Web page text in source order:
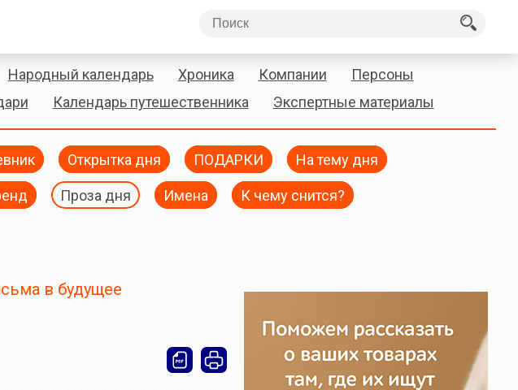
Народный календарь Хроника Компании
Персоны
Календарь путешественника Экспертные материалы
Открытка дня ПОДАРКИ На тему дня
Проза дня Имена К чему снится?
в будущее